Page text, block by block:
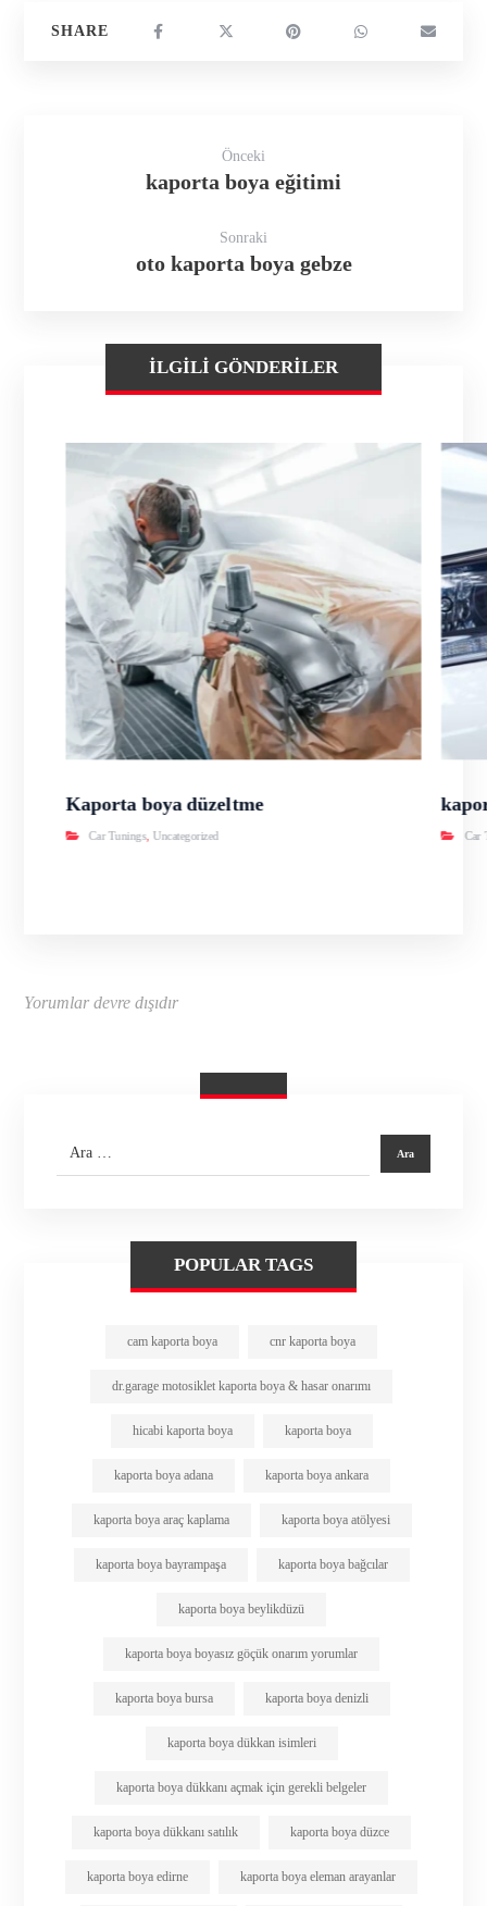
Önceki
kaporta boya eğitimi
Sonraki
oto kaporta boya gebze
İLGILI GÖNDERILER
Kaporta boya düzeltme
Car Tunings Uncategorized Car
Yorumlar devre dışıdır
POPULAR TAGS
cam kaporta boya cnr kaporta boya
dr.garage motosiklet kaporta boya & hasar onarımı
hicabi kaporta boya kaporta boya
kaporta boya adana kaporta boya ankara
kaporta boya araç kaplama kaporta boya atölyesi
kaporta boya bayrampaşa kaporta boya bağcılar
kaporta boya beylikdüzü
kaporta boya boyasız göçük onarım yorumlar
kaporta boya bursa kaporta boya denizli
kaporta boya dükkan isimleri
kaporta boya dükkanı açmak için gerekli belgeler
kaporta boya dükkanı satılık kaporta boya düzce
kaporta boya edirne kaporta boya eleman arayanlar